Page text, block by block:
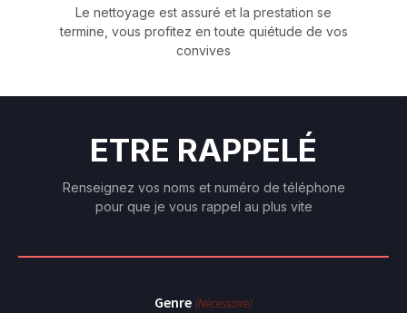
Le nettoyage est assuré et la prestation se
termine, vous profitez en toute quiétude de vos
convives
ETRE RAPPELÉ
Renseignez vos noms et numéro de téléphone
pour que je vous rappel au plus vite
Genre (Nécessaire)